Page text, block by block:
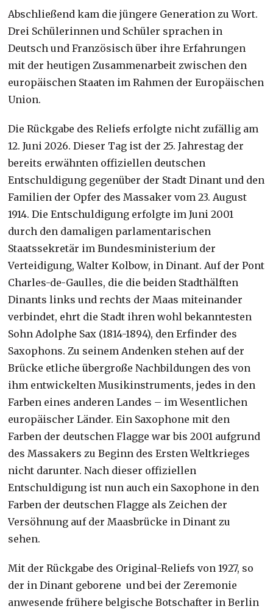
Abschließend kam die jüngere Generation zu Wort.
Drei Schülerinnen und Schüler sprachen in
Deutsch und Französisch über ihre Erfahrungen
mit der heutigen Zusammenarbeit zwischen den
europäischen Staaten im Rahmen der Europäischen
Union.
Die Rückgabe des Reliefs erfolgte nicht zufällig am
12. Juni 2026. Dieser Tag ist der 25. Jahrestag der
bereits erwähnten offiziellen deutschen
Entschuldigung gegenüber der Stadt Dinant und den
Familien der Opfer des Massaker vom 23. August
1914. Die Entschuldigung erfolgte im Juni 2001
durch den damaligen parlamentarischen
Staatssekretär im Bundesministerium der
Verteidigung, Walter Kolbow, in Dinant. Auf der Pont
Charles-de-Gaulles, die die beiden Stadthälften
Dinants links und rechts der Maas miteinander
verbindet, ehrt die Stadt ihren wohl bekanntesten
Sohn Adolphe Sax (1814-1894), den Erfinder des
Saxophons. Zu seinem Andenken stehen auf der
Brücke etliche übergroße Nachbildungen des von
ihm entwickelten Musikinstruments, jedes in den
Farben eines anderen Landes – im Wesentlichen
europäischer Länder. Ein Saxophone mit den
Farben der deutschen Flagge war bis 2001 aufgrund
des Massakers zu Beginn des Ersten Weltkrieges
nicht darunter. Nach dieser offiziellen
Entschuldigung ist nun auch ein Saxophone in den
Farben der deutschen Flagge als Zeichen der
Versöhnung auf der Maasbrücke in Dinant zu
sehen.
Mit der Rückgabe des Original-Reliefs von 1927, so
der in Dinant geborene und bei der Zeremonie
anwesende frühere belgische Botschafter in Berlin